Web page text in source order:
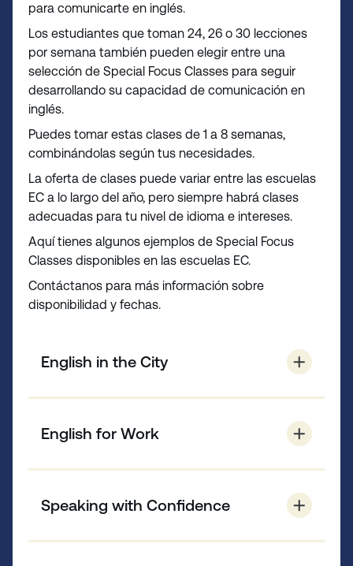
para comunicarte en inglés.
Los estudiantes que toman 24, 26 o 30 lecciones
por semana también pueden elegir entre una
selección de Special Focus Classes para seguir
desarrollando su capacidad de comunicación en
inglés.
Puedes tomar estas clases de 1 a 8 semanas,
combinándolas según tus necesidades.
La oferta de clases puede variar entre las escuelas
EC a lo largo del año, pero siempre habrá clases
adecuadas para tu nivel de idioma e intereses.
Aquí tienes algunos ejemplos de Special Focus
Classes disponibles en las escuelas EC.
Contáctanos para más información sobre
disponibilidad y fechas.
English in the City
aplícalas durante excursiones locales y
reflexiona sobre tus logros.
English for Work
necesitas para comunicarte eficazmente y
tener éxito en cualquier entorno laboral.
Speaking with Confidence